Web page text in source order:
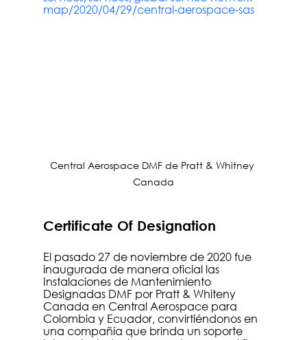
map/2020/04/29/central-aerospace-sas
Central Aerospace DMF de Pratt & Whitney
Canada
Certificate Of Designation
El pasado 27 de noviembre de 2020 fue
inaugurada de manera oficial las
Instalaciones de Mantenimiento
Designadas DMF por Pratt & Whiteny
Canada en Central Aerospace para
Colombia y Ecuador, convirtiéndonos en
una compañía que brinda un soporte